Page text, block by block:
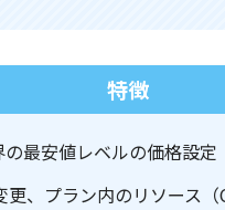
特徴
の最安値レベルの価格設定
更、プラン内のリソース（